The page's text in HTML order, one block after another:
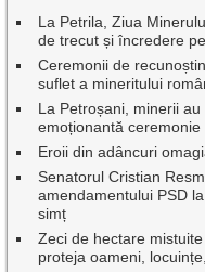
La Petrila, Ziua
de trecut și încredere
Ceremonii de
suflet a mineritului
La Petroșani, minerii
emoționantă ceremonie
Eroii din adâncuri
Senatorul Cristian
amendamentului PSD
simț
Zeci de hectare
proteja oameni,